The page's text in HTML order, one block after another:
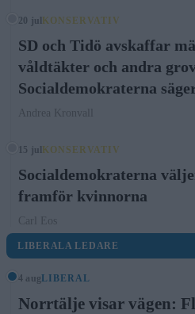
20 jul KONSERVATIV
SD och Tidö avskaffar
våldtäkter och andra
Socialdemokraterna
Andrea Kronvall
15 jul KONSERVATIV
Socialdemokraterna
framför kvinnorna
Carl Eos
LIBERALA LEDARE
4 aug LIBERAL
Norrtälje visar vägen: